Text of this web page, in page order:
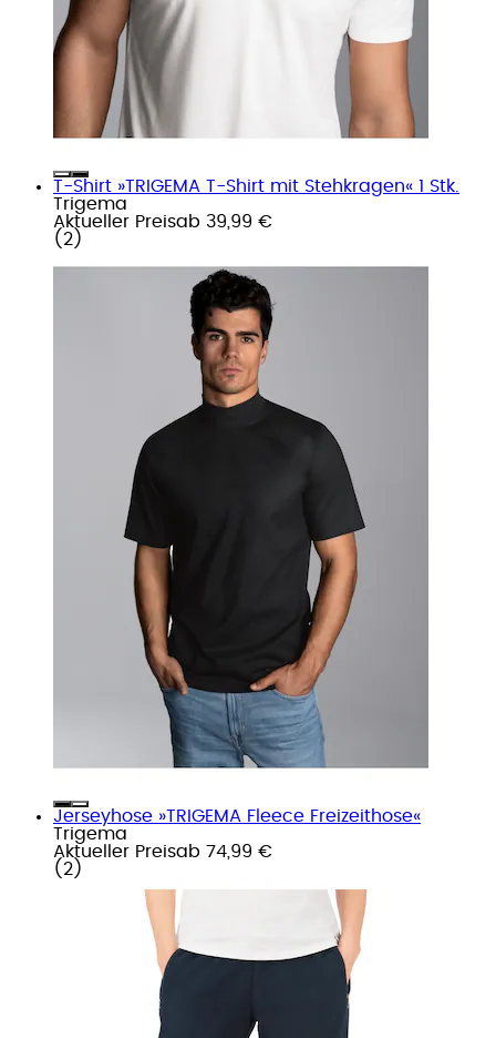
T-Shirt »TRIGEMA T-Shirt mit Stehkragen« 1 Stk.
Trigema
Aktueller Preisab 39,99 €
( 2 )
Jerseyhose »TRIGEMA Fleece Freizeithose«
Trigema
Aktueller Preisab 74,99 €
( 2 )